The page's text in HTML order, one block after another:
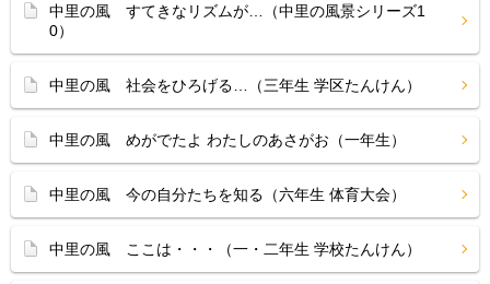
中里の風 すてきなリズムが…（中里の風景シリーズ1
0）
中里の風 社会をひろげる…（三年生 学区たんけん）
中里の風 めがでたよ わたしのあさがお（一年生）
中里の風 今の自分たちを知る（六年生 体育大会）
中里の風 ここは・・・（一・二年生 学校たんけん）